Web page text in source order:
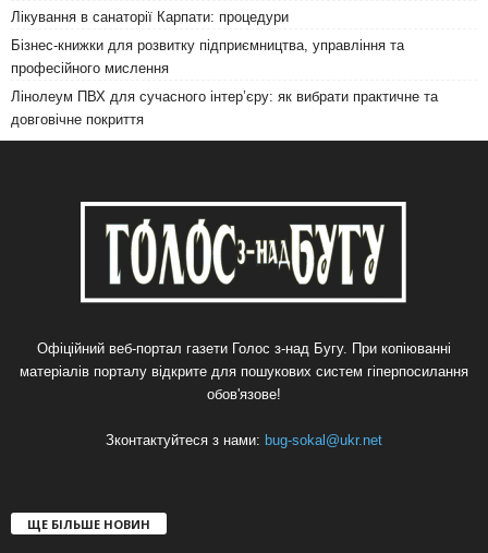
Лікування в санаторії Карпати: процедури
Бізнес-книжки для розвитку підприємництва, управління та
професійного мислення
Лінолеум ПВХ для сучасного інтер’єру: як вибрати практичне та
довговічне покриття
Офіційний веб-портал газети Голос з-над Бугу. При копіюванні
матеріалів порталу відкрите для пошукових систем гіперпосилання
обов'язове!
Зконтактуйтеся з нами: bug-sokal@ukr.net
ЩЕ БІЛЬШЕ НОВИН